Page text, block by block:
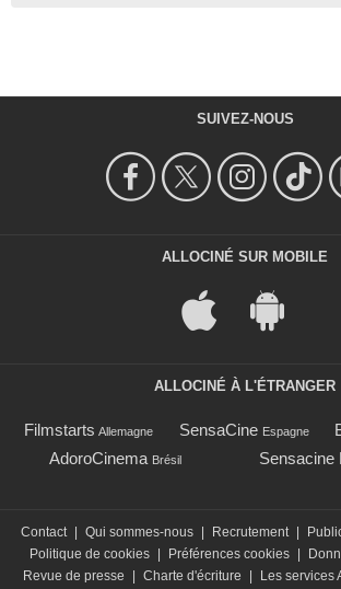
SUIVEZ-NOUS
ALLOCINÉ SUR MOBILE
ALLOCINÉ À L'ÉTRANGER
Filmstarts Allemagne SensaCine Espagne
AdoroCinema Brésil Sensacine
Contact Qui sommes-nous Recrutement
Politique de cookies
Préférences cookies
Revue de presse
Charte d'écriture Les services